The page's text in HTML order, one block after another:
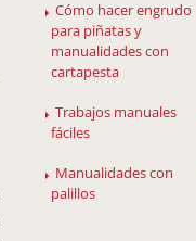
Cómo hacer engrudo
para piñatas y
manualidades con
cartapesta
Trabajos manuales
fáciles
Manualidades con
palillos